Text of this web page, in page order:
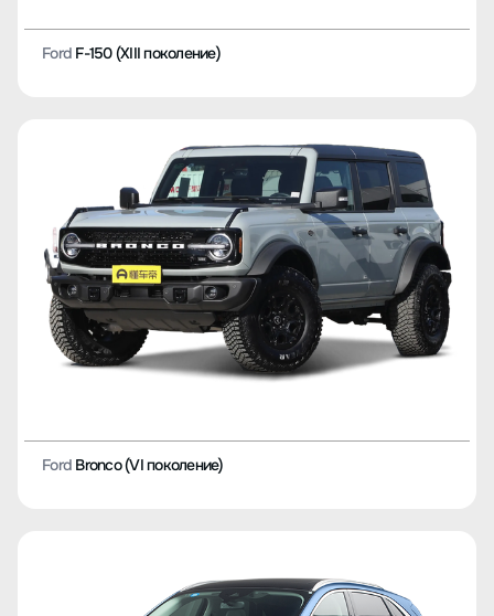
Ford F-150 (XIII поколение)
Ford Bronco (VI поколение)